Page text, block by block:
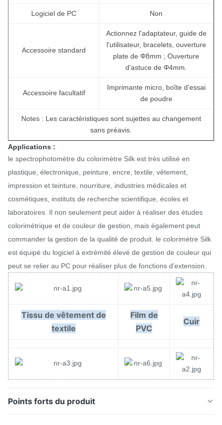
Logiciel de PC Non
Accessoire standard
Actionnez l'adaptateur, guide de
l'utilisateur, bracelets, ouverture
plate de Φ8mm ; Ouverture
d'astuce de Φ4mm.
Accessoire facultatif
Imprimante micro, boîte d'essai
de poudre
Notes : Les caractéristiques sont sujettes au changement
sans préavis.
Applications :
le spectrophotomètre du colorimètre Silk est très utilisé en
plastique, électronique, peinture, encre, textile, vêtement,
impression et teinture, nourriture, industries médicales et
cosmétiques, instituts de recherche scientifique, écoles et
laboratoires. Il non seulement peut aider à réaliser des études
colorimétrique et de couleur de gestion, mais également peut
commander la gestion de la qualité de produit. le colorimètre Silk
est équipé du logiciel à extrémité élevé de gestion de couleur qui
peut se relier au PC pour réaliser plus de fonctions d'extension.
Tissu de vêtement de
textile
Film de
PVC
Cuir
Points forts du produit